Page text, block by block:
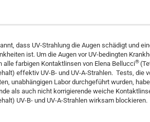
dass UV-Strahlung die Augen schädigt und
ist. Um die Augen vor UV-bedingten
alle farbigen Kontaktlinsen von Elena Bellucci®
effektiv UV-B- und UV-A-Strahlen. Tests, die
unabhängigen Labor durchgeführt wurden,
als auch nicht korrigierende weiche
UV-B- und UV-A-Strahlen wirksam blockieren.